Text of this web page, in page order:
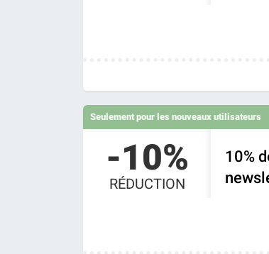
Seulement pour les nouveaux utilisateurs
-10%
RÉDUCTION
10%